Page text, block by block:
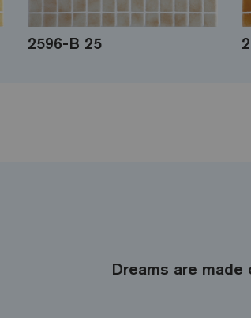
2596-B 25
Dreams are made